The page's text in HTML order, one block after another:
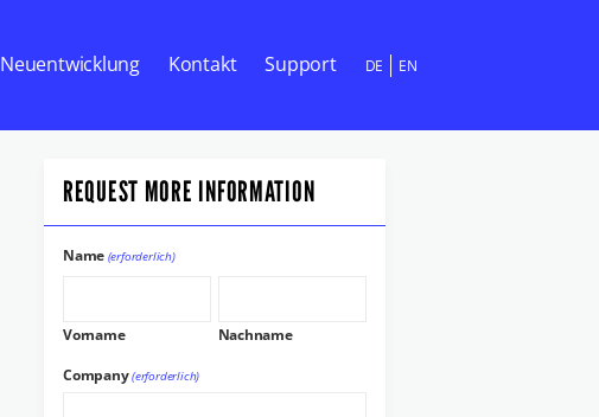
Neuentwicklung Kontakt Support DE EN
REQUEST MORE INFORMATION
Name (erforderlich)
Vorname Nachname
Company(erforderlich)